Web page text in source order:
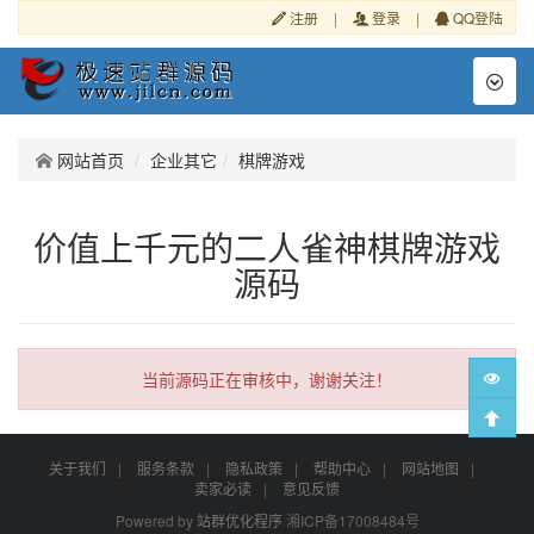
注册 | 登录 | QQ登陆
网站首页 企业其它 棋牌游戏
价值上千元的二人雀神棋牌游戏
源码
当前源码正在审核中，谢谢关注！
关于我们 | 服务条款 | 隐私政策 | 帮助中心 | 网站地图
|
卖家必读
|
意见反馈
Powered by 站群优化程序湘ICP备17008484号